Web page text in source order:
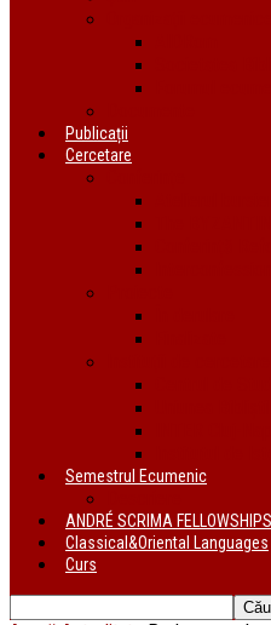
Publicații
Cercetare
Semestrul Ecumenic
ANDRÉ SCRIMA FELLOWSHIPS
Classical&Oriental Languages
Curs